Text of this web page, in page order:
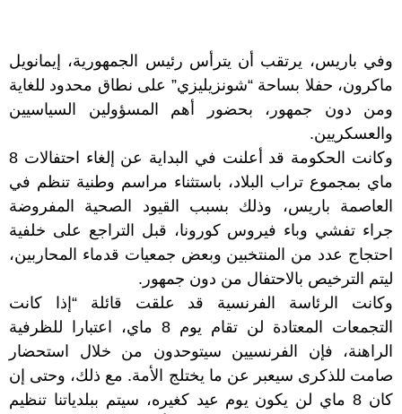
وفي باريس، يرتقب أن يترأس رئيس الجمهورية، إيمانويل
ماكرون، حفلا بساحة “شونزيليزي” على نطاق محدود للغاية
ومن دون جمهور، بحضور أهم المسؤولين السياسيين
والعسكريين.
وكانت الحكومة قد أعلنت في البداية عن إلغاء احتفالات 8
ماي بمجموع تراب البلاد، باستثناء مراسم وطنية تنظم في
العاصمة باريس، وذلك بسبب القيود الصحية المفروضة
جراء تفشي وباء فيروس كورونا، قبل التراجع على خلفية
احتجاج عدد من المنتخبين وبعض جمعيات قدماء المحاربين،
ليتم الترخيص بالاحتفال من دون جمهور.
وكانت الرئاسة الفرنسية قد علقت قائلة “إذا كانت
التجمعات المعتادة لن تقام يوم 8 ماي، اعتبارا للظرفية
الراهنة، فإن الفرنسيين سيتوحدون من خلال استحضار
صامت للذكرى سيعبر عن ما يختلج الأمة. مع ذلك، وحتى إن
كان 8 ماي لن يكون يوم عيد كغيره، سيتم ببلدياتنا تنظيم